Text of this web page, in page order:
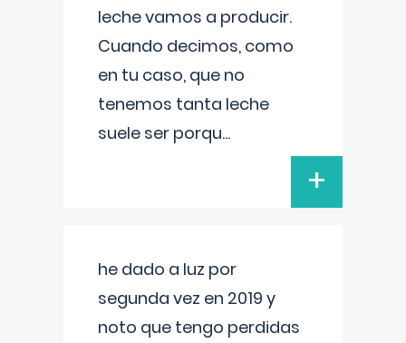
leche vamos a producir.
Cuando decimos, como
en tu caso, que no
tenemos tanta leche
suele ser porqu...
+
he dado a luz por
segunda vez en 2019 y
noto que tengo perdidas